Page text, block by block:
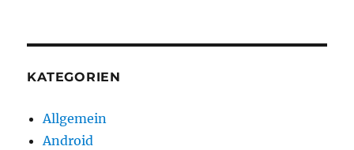
KATEGORIEN
Allgemein
Android